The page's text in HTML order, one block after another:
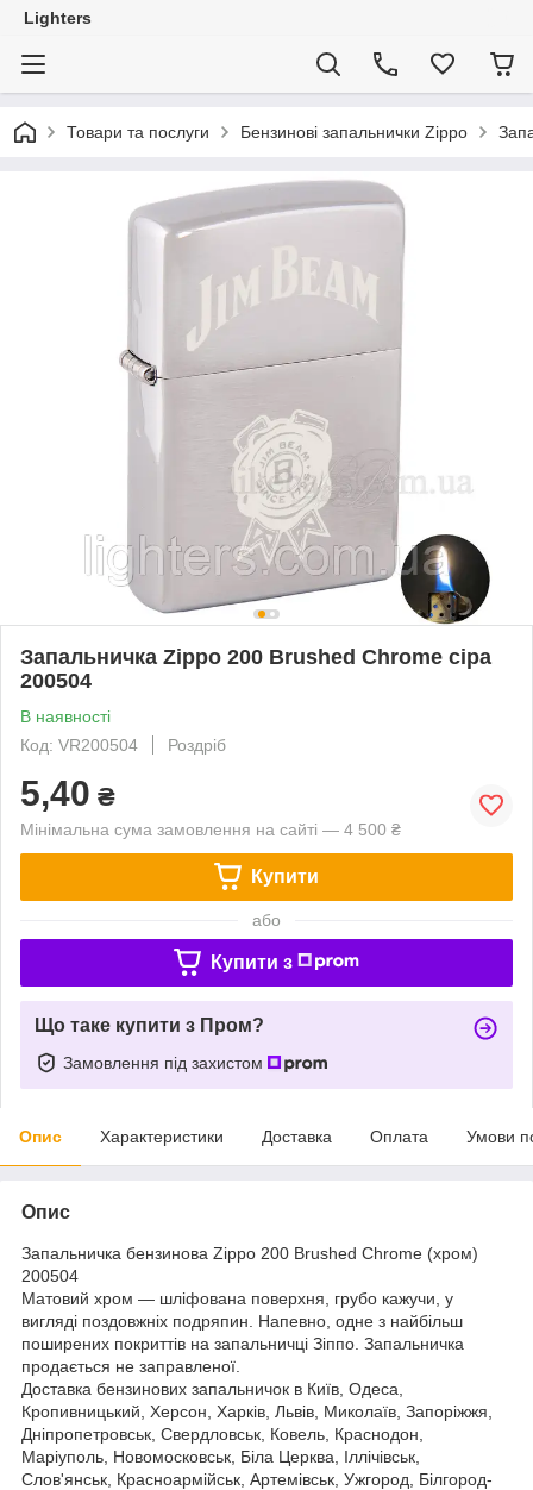
Lighters
Товари та послуги Бензинові запальнички Zippo
Запальничка Zippo 200 Brushed Chrome сіра
200504
В наявності
Код: VR200504
Роздріб
5,40 ₴
Мінімальна сума замовлення на сайті — 4 500 ₴
Купити
або
Купити з
Що таке купити з Пром?
Замовлення під захистом
Опис Характеристики Доставка Оплата Умови
Опис
Запальничка бензинова Zippo 200 Brushed Chrome (хром)
200504
Матовий хром — шліфована поверхня, грубо кажучи, у
вигляді поздовжніх подряпин. Напевно, одне з найбільш
поширених покриттів на запальничці Зіппо. Запальничка
продається не заправленої.
Доставка бензинових запальничок в Київ, Одеса,
Кропивницький, Херсон, Харків, Львів, Миколаїв, Запоріжжя,
Дніпропетровськ, Свердловськ, Ковель, Краснодон,
Маріуполь, Новомосковськ, Біла Церква, Іллічівськ,
Слов'янськ, Красноармійськ, Артемівськ, Ужгород, Білгород-